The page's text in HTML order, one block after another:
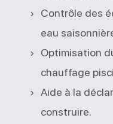
Contrôle des
eau
Optimisation
chauffage
Aide à la
construire.